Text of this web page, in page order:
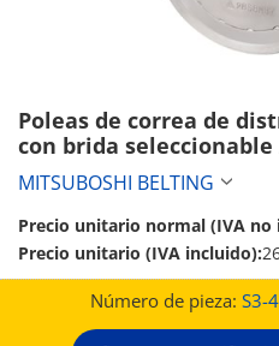
Poleas de correa de
con brida
/ bruñido, niquelado
(S3-44S8M0300BF-20T1X)
MITSUBOSHI BELTING
Precio unitario normal (IVA no
Precio unitario (IVA incluido):
Número de pieza: S3-